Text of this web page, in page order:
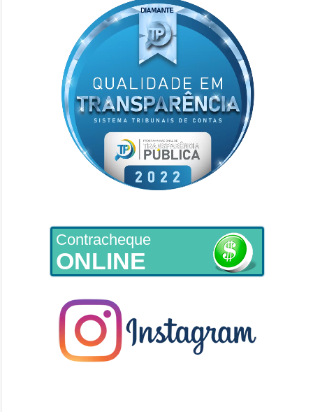
Contracheque
ONLINE